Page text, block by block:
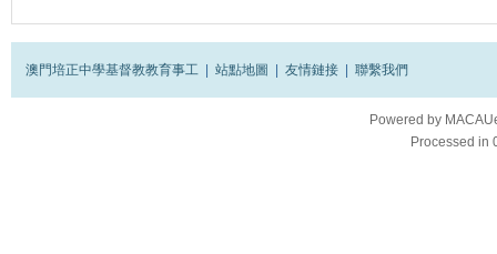
澳門培正中學基督教教育事工 站點地圖 友情鏈接 聯繫我們
Powered by
Processed in